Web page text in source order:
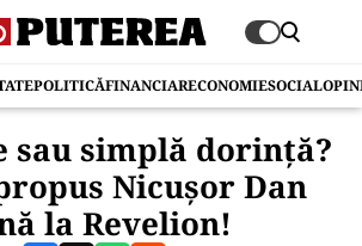
POLITICĂFINANCIARECONOMIESOCIAL
sau simplă dorință?
Nicușor Dan
la Revelion!